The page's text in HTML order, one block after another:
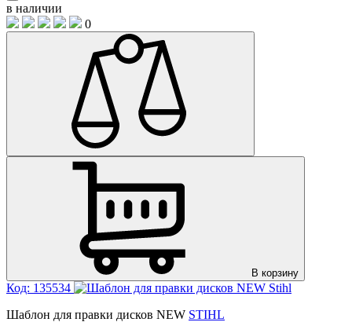
в наличии
0
В корзину
Код: 135534
Шаблон для правки дисков NEW STIHL